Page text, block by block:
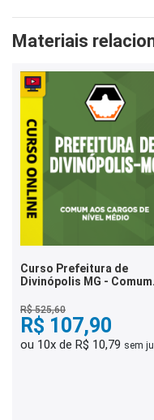
Materiais
Curso Prefeitura de
Divinópolis MG - Comum
R$ 525,60
R$ 107,90
ou 10x de R$ 10,79 sem